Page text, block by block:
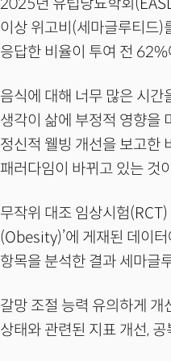
2025년 유럽당뇨학회
이상 위고비(세마글루티드)
응답한 비율이 투여 전
음식에 대해 너무 많은 시
생각이 삶에 부정적 영향을
정신적 웰빙 개선을 보고한
패러다임이 바뀌고 있는 것
무작위 대조 임상시험
(Obesity)’에 게재된 데이
항목을 분석한 결과 세마글
갈망 조절 능력 유의하게
상태와 관련된 지표 개선,